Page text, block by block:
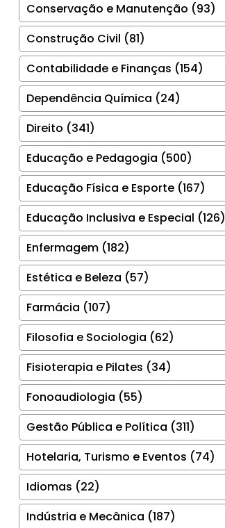
Conservação e Manutenção (93)
Construção Civil (81)
Contabilidade e Finanças (154)
Dependência Química (24)
Direito (341)
Educação e Pedagogia (500)
Educação Física e Esporte (167)
Educação Inclusiva e Especial (126)
Enfermagem (182)
Estética e Beleza (57)
Farmácia (107)
Filosofia e Sociologia (62)
Fisioterapia e Pilates (34)
Fonoaudiologia (55)
Gestão Pública e Política (311)
Hotelaria, Turismo e Eventos (74)
Idiomas (22)
Indústria e Mecânica (187)